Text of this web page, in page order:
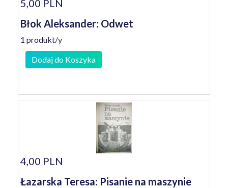
5,00 PLN
Błok Aleksander: Odwet
1 produkt/y
Dodaj do Koszyka
4,00 PLN
Łazarska Teresa: Pisanie na maszynie